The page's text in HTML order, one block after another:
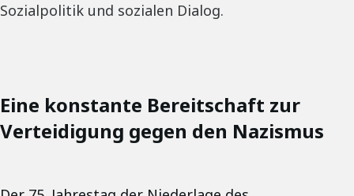
Sozialpolitik und sozialen Dialog.
Eine konstante Bereitschaft zur
Verteidigung gegen den Nazismus